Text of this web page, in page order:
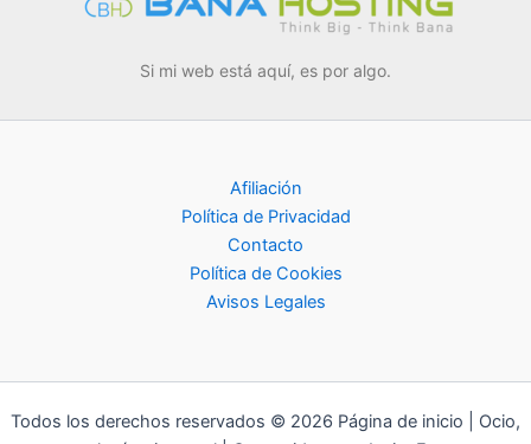
Si mi web está aquí, es por algo.
Afiliación
Política de Privacidad
Contacto
Política de Cookies
Avisos Legales
Todos los derechos reservados © 2026 Página de inicio | Ocio,